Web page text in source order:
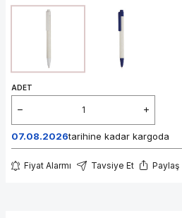
ADET
07.08.2026tarihine kadar kargoda
Fiyat Alarmı Tavsiye Et Paylaş